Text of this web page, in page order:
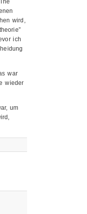
wird,
ich
war
wieder
um